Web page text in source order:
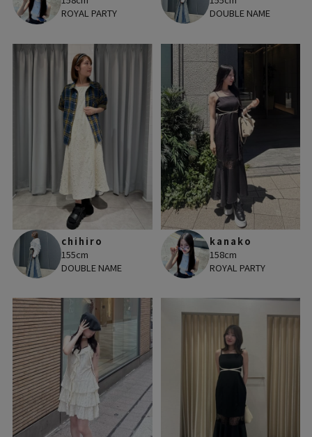
ROYAL PARTY
DOUBLE NAME
chihiro
155cm
DOUBLE NAME
kanako
158cm
ROYAL PARTY